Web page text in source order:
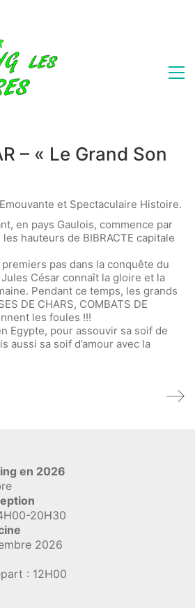
– « Le Grand Son
et Spectaculaire Histoire.
en pays Gaulois, commence par
hauteurs de BIBRACTE capitale
pas dans la conquête du
César connaît la gloire et la
Pendant ce temps, les grands
DE CHARS, COMBATS DE
les foules !!!
Egypte, pour assouvir sa soif de
aussi sa soif d’amour avec la
en 2026
20H30
2026
: 12H00